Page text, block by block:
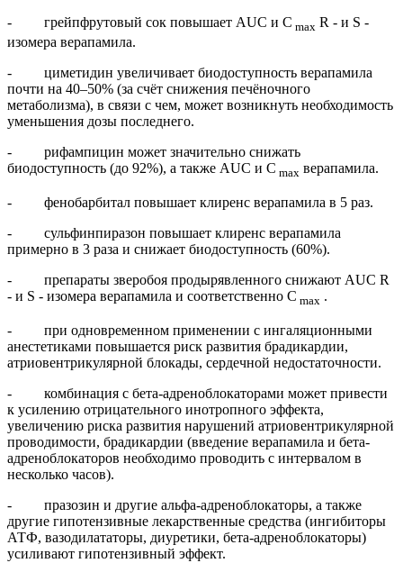
- грейпфрутовый сок повышает AUC и С max R - и S -
изомера верапамила.
- циметидин увеличивает биодоступность верапамила
почти на 40–50% (за счёт снижения печёночного
метаболизма), в связи с чем, может возникнуть необходимость
уменьшения дозы последнего.
- рифампицин может значительно снижать
биодоступность (до 92%), а также AUC и С max верапамила.
- фенобарбитал повышает клиренс верапамила в 5 раз.
- сульфинпиразон повышает клиренс верапамила
примерно в 3 раза и снижает биодоступность (60%).
- препараты зверобоя продырявленного снижают AUC R
- и S - изомера верапамила и соответственно С max .
- при одновременном применении с ингаляционными
анестетиками повышается риск развития брадикардии,
атриовентрикулярной блокады, сердечной недостаточности.
- комбинация с бета-адреноблокаторами может привести
к усилению отрицательного инотропного эффекта,
увеличению риска развития нарушений атриовентрикулярной
проводимости, брадикардии (введение верапамила и бета-
адреноблокаторов необходимо проводить с интервалом в
несколько часов).
- празозин и другие альфа-адреноблокаторы, а также
другие гипотензивные лекарственные средства (ингибиторы
АТФ, вазодилататоры, диуретики, бета-адреноблокаторы)
усиливают гипотензивный эффект.